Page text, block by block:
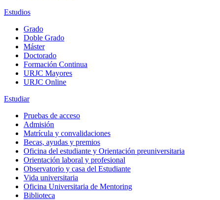
Estudios
Grado
Doble Grado
Máster
Doctorado
Formación Continua
URJC Mayores
URJC Online
Estudiar
Pruebas de acceso
Admisión
Matrícula y convalidaciones
Becas, ayudas y premios
Oficina del estudiante y Orientación preuniversitaria
Orientación laboral y profesional
Observatorio y casa del Estudiante
Vida universitaria
Oficina Universitaria de Mentoring
Biblioteca